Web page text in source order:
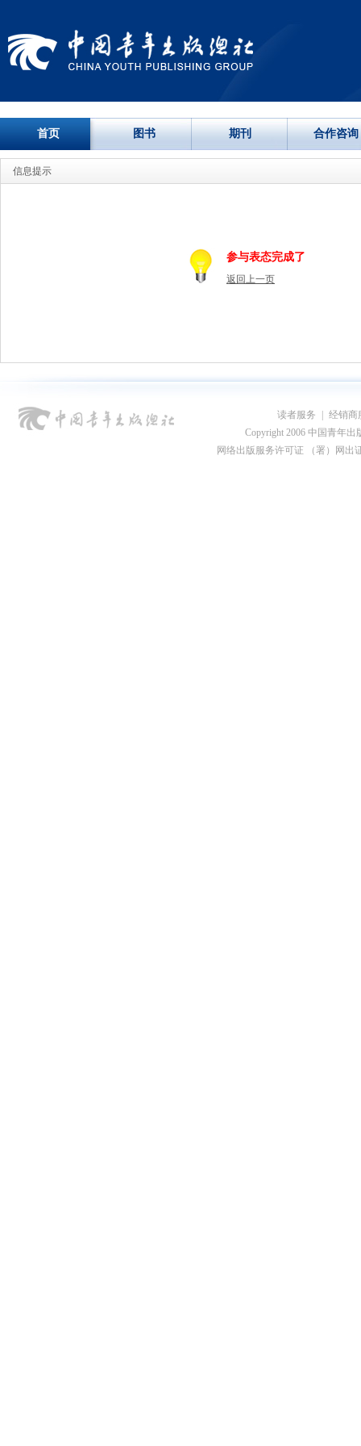
首页 图书 期刊 合作咨询
信息提示
参与表态完成了
返回上一页
读者服务
经销商
Copyright 2006 中国青年出
网络出版服务许可证 （署）网出